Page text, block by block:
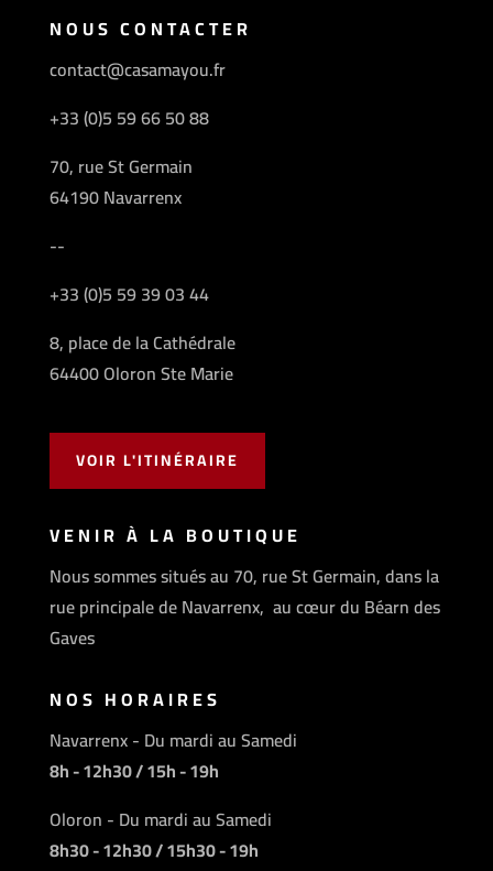
NOUS CONTACTER
contact@casamayou.fr
+33 (0)5 59 66 50 88
70, rue St Germain
64190 Navarrenx
--
+33 (0)5 59 39 03 44
8, place de la Cathédrale
64400 Oloron Ste Marie
VOIR L'ITINÉRAIRE
VENIR À LA BOUTIQUE
Nous sommes situés au 70, rue St Germain, dans la
rue principale de Navarrenx, au cœur du Béarn des
Gaves
NOS HORAIRES
Navarrenx - Du mardi au Samedi
8h - 12h30 / 15h - 19h
Oloron - Du mardi au Samedi
8h30 - 12h30 / 15h30 - 19h